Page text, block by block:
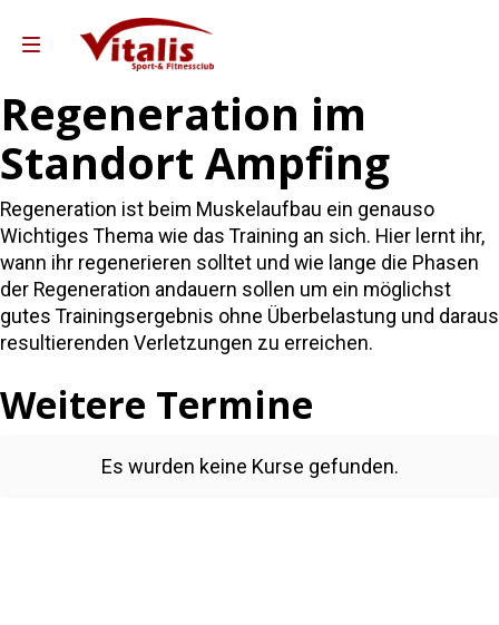
Kurse
Sport Taufkirchen
Gutscheine
Team Vitalis
& Preise
Partner Andreas Weber
für Unternehmen
Regeneration im
Standort Ampfing
Regeneration ist beim Muskelaufbau ein genauso
Wichtiges Thema wie das Training an sich. Hier lernt ihr,
wann ihr regenerieren solltet und wie lange die Phasen
der Regeneration andauern sollen um ein möglichst
gutes Trainingsergebnis ohne Überbelastung und daraus
resultierenden Verletzungen zu erreichen.
Weitere Termine
Es wurden keine Kurse gefunden.